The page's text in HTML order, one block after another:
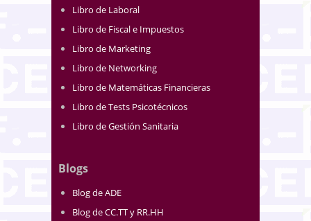
Libro de Laboral
Libro de Fiscal e Impuestos
Libro de Marketing
Libro de Networking
Libro de Matemáticas Financieras
Libro de Tests Psicotécnicos
Libro de Gestión Sanitaria
Blogs
Blog de ADE
Blog de CC.TT y RR.HH